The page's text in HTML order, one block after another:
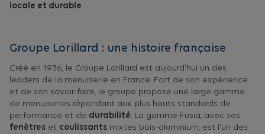
locale et durable.
Groupe Lorillard : une histoire française
Créé en 1936, le Groupe Lorillard est aujourd'hui un des
leaders de la menuiserie en France. Fort de son expérience
et de son savoir-faire, le groupe propose une large gamme
de menuiseries répondant aux plus hauts standards de
performance et de durabilité. La gamme Fusia, avec ses
fenêtres et coulissants mixtes bois-aluminium, est l'un des